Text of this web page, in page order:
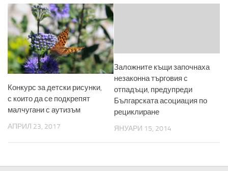
Конкурс за детски рисунки,
с които да се подкрепят
малчугани с аутизъм
АПРИЛ 23, 2017
Заложните къщи започнаха
незаконна търговия с
отпадъци, предупреди
Българската асоциация по
рециклиране
ЯНУАРИ 15, 2014